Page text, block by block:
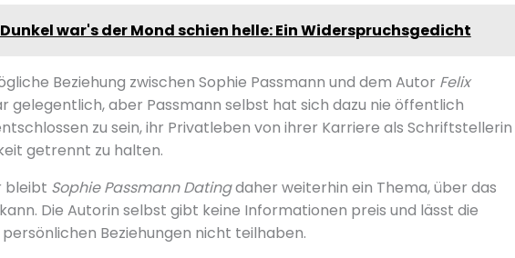
Dunkel war's der Mond schien helle: Ein Widerspruchsgedicht
Beziehung zwischen Sophie Passmann und dem Autor Felix
gelegentlich, aber Passmann selbst hat sich dazu nie öffentlich
zu sein, ihr Privatleben von ihrer Karriere als Schriftstellerin
getrennt zu halten.
bleibt Sophie Passmann Datingdaher weiterhin ein Thema, über das
Die Autorin selbst gibt keine Informationen preis und lässt die
Beziehungen nicht teilhaben.